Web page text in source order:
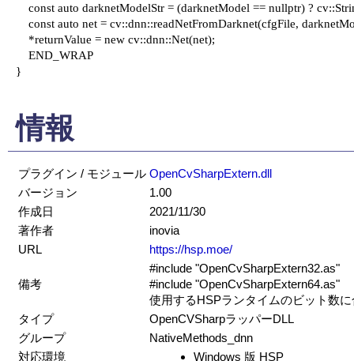
const auto darknetModelStr = (darknetModel == nullptr) ?
const auto net = cv::dnn::readNetFromDarknet(cfgFile,
    *returnValue = new cv::dnn::Net(net);
    END_WRAP
}
情報
プラグイン / モジュール OpenCvSharpExtern.dll
バージョン
1.00
作成日
2021/11/30
著作者
inovia
URL
https://hsp.moe/
備考
#include "OpenCvSharpExtern32.as"
#include "OpenCvSharpExtern64.as"
使用するHSPランタイムのビット数
タイプ
OpenCVSharpラッパーDLL
グループ
NativeMethods_dnn
対応環境
Windows 版 HSP